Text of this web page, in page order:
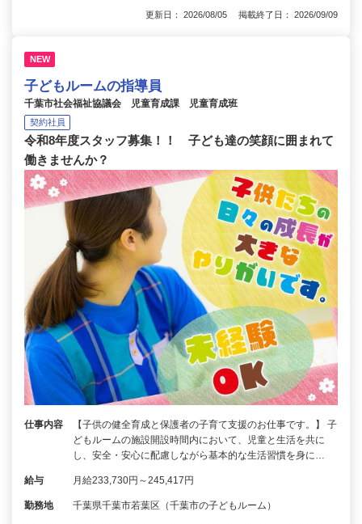
更新日： 2026/08/05 掲載終了日： 2026/09/09
NEW
子どもルームの指導員
千葉市社会福祉協議会 児童育成課 児童育成班
契約社員
令和8年度スタッフ募集！！ 子ども達の笑顔に囲まれて
働きませんか？
仕事内容
【子供の健全育成と保護者の子育て支援のお仕事です。】 子
どもルームの施設開設時間内において、児童と生活を共に
し、安全・安心に配慮しながら基本的な生活習慣を身に…
給与 月給233,730円～245,417円
勤務地 千葉県千葉市若葉区（千葉市の子どもルーム）